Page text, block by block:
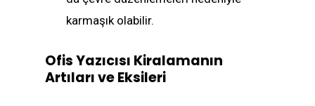
karmaşık olabilir.
Ofis Yazıcısı Kiralamanın
Artıları ve Eksileri